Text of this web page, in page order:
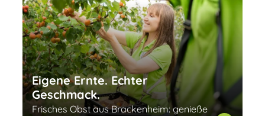
Eigene Ernte. Echter
Geschmack.
Frisches Obst aus Brackenheim: genieße